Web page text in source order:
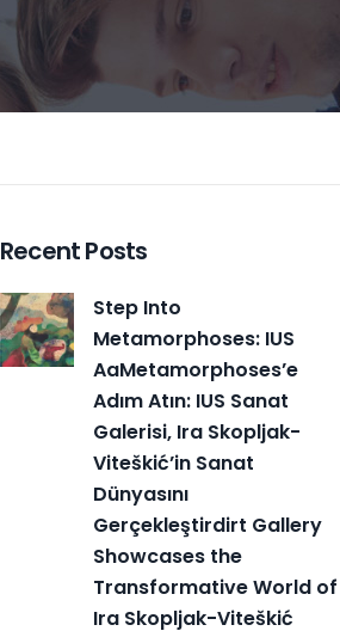
Recent Posts
Step Into
Metamorphoses: IUS
AaMetamorphoses’e
Adım Atın: IUS Sanat
Galerisi, Ira Skopljak-
Viteškić’in Sanat
Dünyasını
Gerçekleştirdirt Gallery
Showcases the
Transformative World of
Ira Skopljak-Viteškić